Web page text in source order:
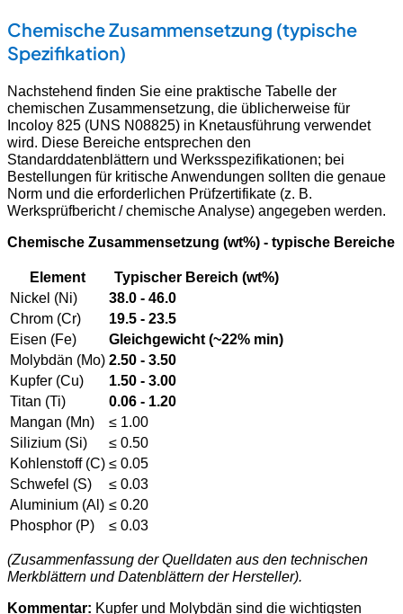
Chemische Zusammensetzung (typische
Spezifikation)
Nachstehend finden Sie eine praktische Tabelle der
chemischen Zusammensetzung, die üblicherweise für
Incoloy 825 (UNS N08825) in Knetausführung verwendet
wird. Diese Bereiche entsprechen den
Standarddatenblättern und Werksspezifikationen; bei
Bestellungen für kritische Anwendungen sollten die genaue
Norm und die erforderlichen Prüfzertifikate (z. B.
Werksprüfbericht / chemische Analyse) angegeben werden.
Chemische Zusammensetzung (wt%) - typische Bereiche
Element
Typischer Bereich (wt%)
Nickel (Ni)
38.0 - 46.0
Chrom (Cr)
19.5 - 23.5
Eisen (Fe)
Gleichgewicht (~22% min)
Molybdän (Mo) 2.50 - 3.50
Kupfer (Cu)
1.50 - 3.00
Titan (Ti)
0.06 - 1.20
Mangan (Mn)
≤ 1.00
Silizium (Si)
≤ 0.50
Kohlenstoff (C) ≤ 0.05
Schwefel (S)
≤ 0.03
Aluminium (Al) ≤ 0.20
Phosphor (P)
≤ 0.03
(Zusammenfassung der Quelldaten aus den technischen
Merkblättern und Datenblättern der Hersteller).
Kommentar: Kupfer und Molybdän sind die wichtigsten